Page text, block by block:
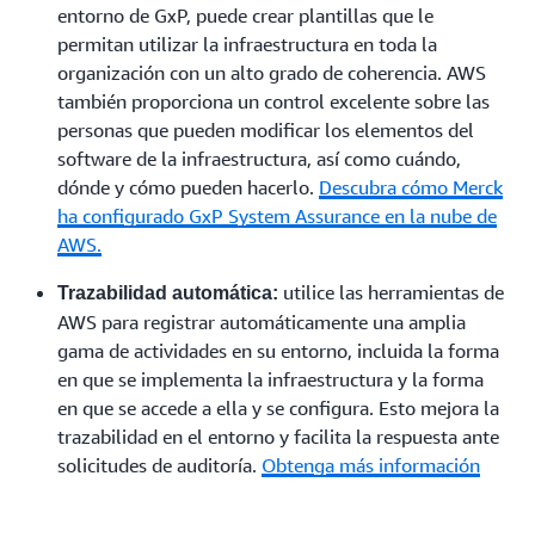
entorno de GxP, puede crear plantillas que le
permitan utilizar la infraestructura en toda la
organización con un alto grado de coherencia. AWS
también proporciona un control excelente sobre las
personas que pueden modificar los elementos del
software de la infraestructura, así como cuándo,
dónde y cómo pueden hacerlo. Descubra cómo Merck
ha configurado GxP System Assurance en la nube de
AWS.
Trazabilidad automática: utilice las herramientas de
AWS para registrar automáticamente una amplia
gama de actividades en su entorno, incluida la forma
en que se implementa la infraestructura y la forma
en que se accede a ella y se configura. Esto mejora la
trazabilidad en el entorno y facilita la respuesta ante
solicitudes de auditoría. Obtenga más información